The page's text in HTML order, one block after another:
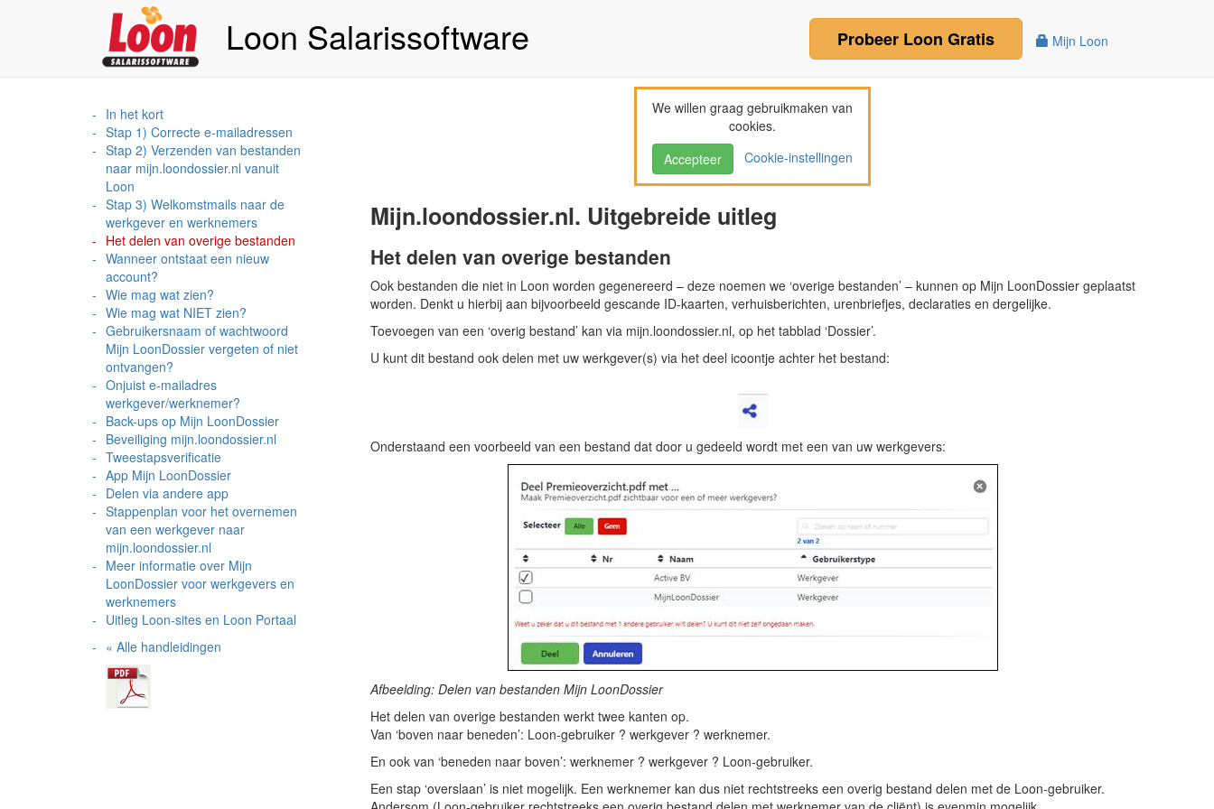
Loon Salarissoftware Mijn Loon
Probeer Loon Gratis
In het kort
Stap 1) Correcte e-mailadressen
Stap 2) Verzenden van bestanden
naar mijn.loondossier.nl vanuit
Loon
Stap 3) Welkomstmails naar de
werkgever en werknemers
Het delen van overige bestanden
Wanneer ontstaat een nieuw
account?
Wie mag wat zien?
Wie mag wat NIET zien?
Gebruikersnaam of wachtwoord
Mijn LoonDossier vergeten of niet
ontvangen?
Onjuist e-mailadres
werkgever/werknemer?
Back-ups op Mijn LoonDossier
Beveiliging mijn.loondossier.nl
Tweestapsverificatie
App Mijn LoonDossier
Delen via andere app
Stappenplan voor het overnemen
van een werkgever naar
mijn.loondossier.nl
Meer informatie over Mijn
LoonDossier voor werkgevers en
werknemers
Uitleg Loon-sites en Loon Portaal
« Alle handleidingen
We willen graag gebruikmaken van
cookies.
Accepteer
Cookie-instellingen
Mijn.loondossier.nl. Uitgebreide uitleg
Het delen van overige bestanden
Ook bestanden die niet in Loon worden gegenereerd – deze noemen we ‘overige bestanden’ – kunnen op Mijn LoonDossier geplaatst
worden. Denkt u hierbij aan bijvoorbeeld gescande ID-kaarten, verhuisberichten, urenbriefjes, declaraties en dergelijke.
Toevoegen van een ‘overig bestand’ kan via mijn.loondossier.nl, op het tabblad ‘Dossier’.
U kunt dit bestand ook delen met uw werkgever(s) via het deel icoontje achter het bestand:
Onderstaand een voorbeeld van een bestand dat door u gedeeld wordt met een van uw werkgevers:
Afbeelding: Delen van bestanden Mijn LoonDossier
Het delen van overige bestanden werkt twee kanten op.
Van ‘boven naar beneden’: Loon-gebruiker ? werkgever ? werknemer.
En ook van ‘beneden naar boven’: werknemer ? werkgever ? Loon-gebruiker.
Een stap ‘overslaan’ is niet mogelijk. Een werknemer kan dus niet rechtstreeks een overig bestand delen met de Loon-gebruiker.